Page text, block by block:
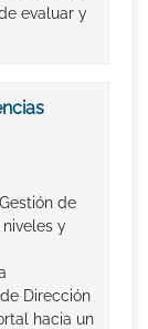
evaluar y
de
y
Dirección
hacia un